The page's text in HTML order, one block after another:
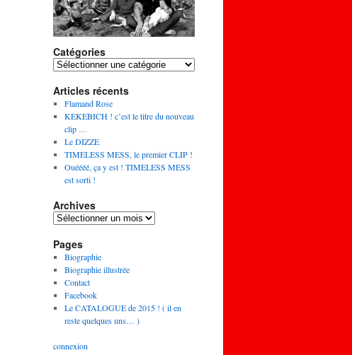
Catégories
Articles récents
Flamand Rose
KEKEBICH ! c’est le titre du nouveau
clip …
Le DIZZE
TIMELESS MESS, le premier CLIP !
Ouéééé, ça y est ! TIMELESS MESS
est sorti !
Archives
Pages
Biographie
Biographie illustrée
Contact
Facebook
Le CATALOGUE de 2015 ! ( il en
reste quelques uns… )
connexion